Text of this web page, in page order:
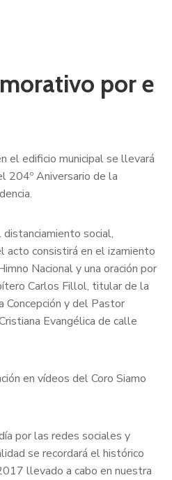
por e
el edificio municipal se llevará
204º Aniversario de la
social,
acto consistirá en el izamiento
Nacional y una oración por
Carlos Fillol, titular de la
Concepción y del Pastor
Evangélica de calle
en vídeos del Coro Siamo
por las redes sociales y
se recordará el histórico
llevado a cabo en nuestra